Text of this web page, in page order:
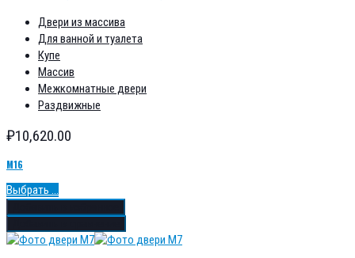
Двери из массива
Для ванной и туалета
Купе
Массив
Межкомнатные двери
Раздвижные
₽10,620.00
М16
Выбрать ...